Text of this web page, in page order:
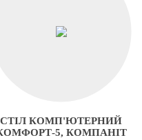
СТІЛ КОМП'ЮТЕРНИЙ
5, КОМПАНІТ